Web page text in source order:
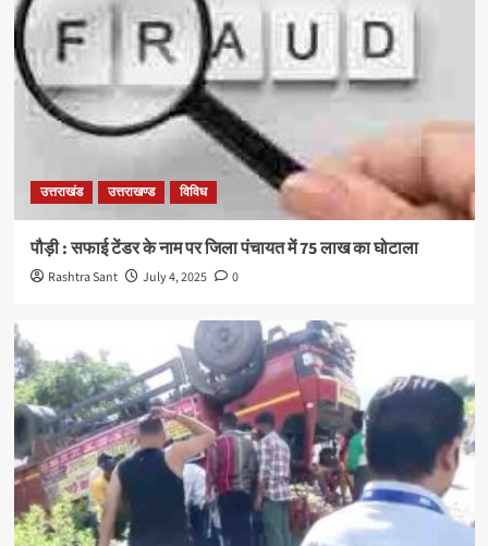
उत्तराखंड उत्तराखण्ड विविध
पौड़ी : सफाई टेंडर के नाम पर जिला पंचायत में 75 लाख का घोटाला
Rashtra Sant July 4, 2025 0